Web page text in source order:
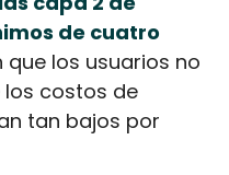
de cuatro
que los usuarios no
costos de
tan bajos por